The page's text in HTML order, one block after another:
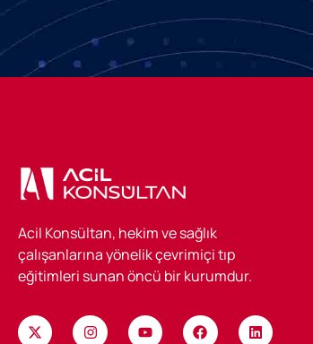
Acil Konsültan, hekim ve sağlık
çalışanlarına yönelik çevrimiçi tıp
eğitimleri sunan öncü bir kurumdur.